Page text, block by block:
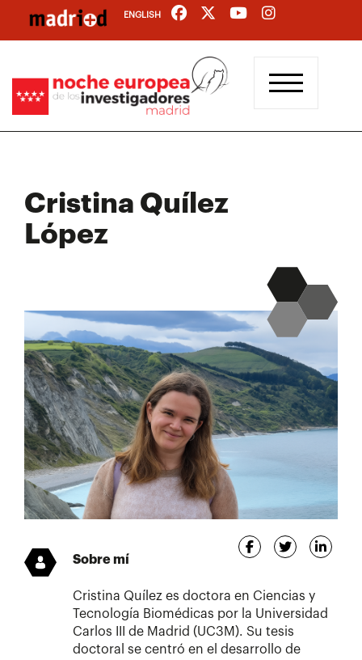
contenido
ENGLISH
Cristina Quílez
López
Sobre mí
Cristina Quílez es doctora en Ciencias y
Tecnología Biomédicas por la Universidad
Carlos III de Madrid (UC3M). Su tesis
doctoral se centró en el desarrollo de